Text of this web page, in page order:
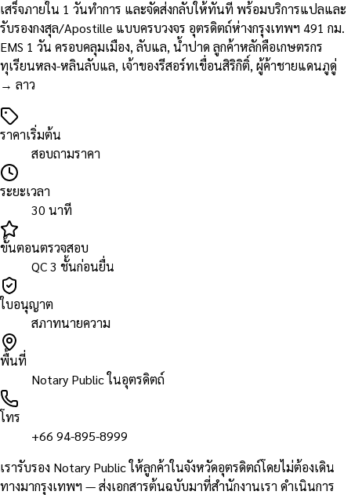
เสร็จภายใน 1 วันทำการ และจัดส่งกลับให้ทันที พร้อมบริการแปลและ
รับรองกงสุล/Apostille แบบครบวงจร อุตรดิตถ์ห่างกรุงเทพฯ 491 กม.
EMS 1 วัน ครอบคลุมเมือง, ลับแล, น้ำปาด ลูกค้าหลักคือเกษตรกร
ทุเรียนหลง-หลินลับแล, เจ้าของรีสอร์ทเขื่อนสิริกิติ์, ผู้ค้าชายแดนภูดู่
→ ลาว
ราคาเริ่มต้น
สอบถามราคา
ระยะเวลา
30 นาที
ขั้นตอนตรวจสอบ
QC 3 ชั้นก่อนยื่น
ใบอนุญาต
สภาทนายความ
พื้นที่
Notary Public ในอุตรดิตถ์
โทร
+66 94-895-8999
เรารับรอง Notary Public ให้ลูกค้าในจังหวัดอุตรดิตถ์โดยไม่ต้องเดิน
ทางมากรุงเทพฯ — ส่งเอกสารต้นฉบับมาที่สำนักงานเรา ดำเนินการ